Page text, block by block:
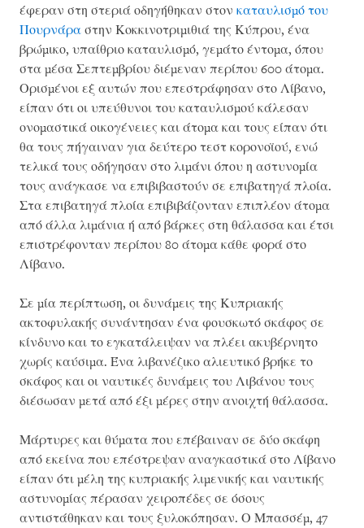
έφεραν στη στεριά οδηγήθηκαν στον καταυλισμό του
Πουρνάρα στην Κοκκινοτριμιθιά της Κύπρου, ένα
βρώμικο, υπαίθριο καταυλισμό, γεμάτο έντομα, όπου
στα μέσα Σεπτεμβρίου διέμεναν περίπου 600 άτομα.
Ορισμένοι εξ αυτών που επεστράφησαν στο Λίβανο,
είπαν ότι οι υπεύθυνοι του καταυλισμού κάλεσαν
ονομαστικά οικογένειες και άτομα και τους είπαν ότι
θα τους πήγαιναν για δεύτερο τεστ κορονοϊού, ενώ
τελικά τους οδήγησαν στο λιμάνι όπου η αστυνομία
τους ανάγκασε να επιβιβαστούν σε επιβατηγά πλοία.
Στα επιβατηγά πλοία επιβιβάζονταν επιπλέον άτομα
από άλλα λιμάνια ή από βάρκες στη θάλασσα και έτσι
επιστρέφονταν περίπου 80 άτομα κάθε φορά στο
Λίβανο.
Σε μία περίπτωση, οι δυνάμεις της Κυπριακής
ακτοφυλακής συνάντησαν ένα φουσκωτό σκάφος σε
κίνδυνο και το εγκατάλειψαν να πλέει ακυβέρνητο
χωρίς καύσιμα. Ένα λιβανέζικο αλιευτικό βρήκε το
σκάφος και οι ναυτικές δυνάμεις του Λιβάνου τους
διέσωσαν μετά από έξι μέρες στην ανοιχτή θάλασσα.
Μάρτυρες και θύματα που επέβαιναν σε δύο σκάφη
από εκείνα που επέστρεψαν αναγκαστικά στο Λίβανο
είπαν ότι μέλη της κυπριακής λιμενικής και ναυτικής
αστυνομίας πέρασαν χειροπέδες σε όσους
αντιστάθηκαν και τους ξυλοκόπησαν. Ο Μπασσέμ, 47